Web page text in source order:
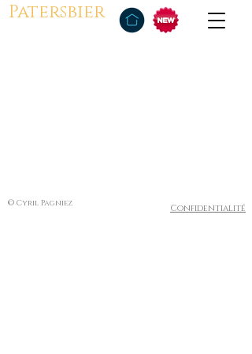
Patersbier
© Cyril Pagniez Confidentialité